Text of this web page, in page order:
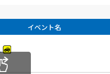
イベント名